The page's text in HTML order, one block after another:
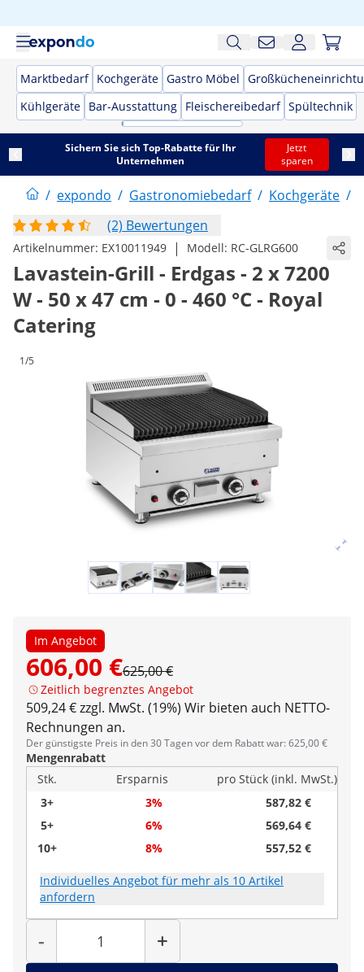
Marktbedarf Kochgeräte Gastro Möbel
Kühlgeräte Bar-Ausstattung Fleischereibedarf Spültechnik
Sichern Sie sich Top-Rabatte für Ihr
Unternehmen
Jetzt
sparen
/ expondo / Gastronomiebedarf / Kochgeräte /
(2) Bewertungen
Artikelnummer: EX10011949 | Modell: RC-GLRG600
Lavastein-Grill - Erdgas - 2 x 7200
W - 50 x 47 cm - 0 - 460 °C - Royal
Catering
1/5
Im Angebot
606,00 €625,00 €
Zeitlich begrenztes Angebot
509,24 € zzgl. MwSt. (19%) Wir bieten auch NETTO-
Rechnungen an.
Der günstigste Preis in den 30 Tagen vor dem Rabatt war: 625,00 €
Mengenrabatt
Stk.
Ersparnis
pro Stück (inkl. MwSt.)
3+
3%
587,82 €
5+
6%
569,64 €
10+
8% 557,52 €
Individuelles Angebot für mehr als 10 Artikel
anfordern
-
Menge
+